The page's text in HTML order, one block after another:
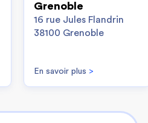
Grenoble
16 rue Jules Flandrin
38100 Grenoble
En savoir plus >